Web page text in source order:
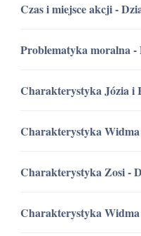
Czas i miejsce akcji -
Problematyka moralna
Charakterystyka Józia i
Charakterystyka Widma
Charakterystyka Zosi -
Charakterystyka